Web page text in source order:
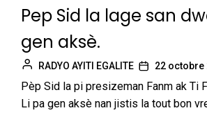
Pep Sid la lage san
gen aksè.
RADYO AYITI EGALITE 22 octobre
Pèp Sid la pi presizeman Fanm ak Ti
Li pa gen aksè nan jistis la tout bon